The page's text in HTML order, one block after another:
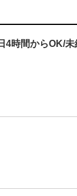
4時間からOK/